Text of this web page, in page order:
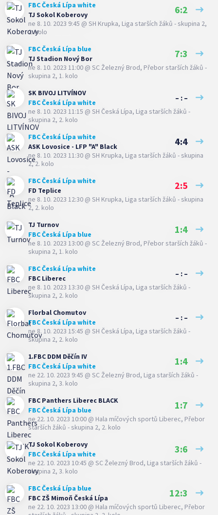
FBC Česká Lípa white
TJ Sokol Koberovy
6:2
ne 8. 10. 2023 9:45 @ SH Krupka, Liga starších žáků - skupina 2,
2. kolo
FBC Česká Lípa blue
TJ Stadion Nový Bor
7:3
ne 8. 10. 2023 11:00 @ SC Železný Brod, Přebor starších žáků -
skupina 2, 1. kolo
SK BIVOJ LITVÍNOV
FBC Česká Lípa white
– : –
ne 8. 10. 2023 11:15 @ SH Česká Lípa, Liga starších žáků -
skupina 2, 2. kolo
FBC Česká Lípa white
ASK Lovosice - LFP "A" Black
4:4
ne 8. 10. 2023 11:30 @ SH Krupka, Liga starších žáků - skupina
2, 2. kolo
FBC Česká Lípa white
FD Teplice
2:5
ne 8. 10. 2023 12:30 @ SH Krupka, Liga starších žáků - skupina
2, 2. kolo
TJ Turnov
FBC Česká Lípa blue
1:4
ne 8. 10. 2023 13:00 @ SC Železný Brod, Přebor starších žáků -
skupina 2, 1. kolo
FBC Česká Lípa white
FBC Liberec
– : –
ne 8. 10. 2023 13:30 @ SH Česká Lípa, Liga starších žáků -
skupina 2, 2. kolo
Florbal Chomutov
FBC Česká Lípa white
– : –
ne 8. 10. 2023 15:45 @ SH Česká Lípa, Liga starších žáků -
skupina 2, 2. kolo
1.FBC DDM Děčín IV
FBC Česká Lípa white
1:4
ne 22. 10. 2023 9:45 @ SC Železný Brod, Liga starších žáků -
skupina 2, 3. kolo
FBC Panthers Liberec BLACK
FBC Česká Lípa blue
1:7
ne 22. 10. 2023 10:00 @ Hala míčových sportů Liberec, Přebor
starších žáků - skupina 2, 2. kolo
TJ Sokol Koberovy
FBC Česká Lípa white
3:6
ne 22. 10. 2023 10:45 @ SC Železný Brod, Liga starších žáků -
skupina 2, 3. kolo
FBC Česká Lípa blue
FBC ZŠ Mimoň Česká Lípa
12:3
ne 22. 10. 2023 13:00 @ Hala míčových sportů Liberec, Přebor